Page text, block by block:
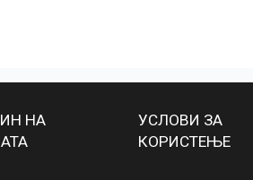
НА
УСЛОВИ ЗА
КОРИСТЕЊЕ